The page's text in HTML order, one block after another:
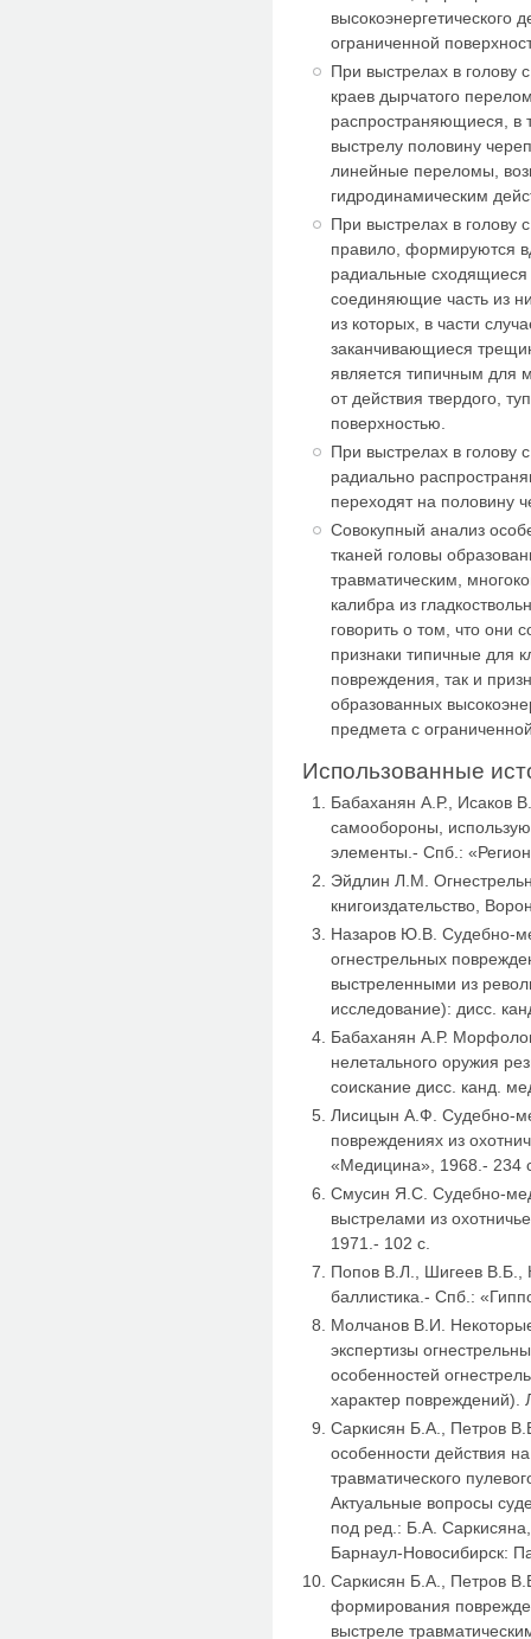
высокоэнергетического
ограниченной
При выстрелах в голову
краев дырчатого
распространяющиеся, в
выстрелу половину
линейные переломы,
гидродинамическим
При выстрелах в голову
правило, формируются
радиальные
соединяющие часть из
из которых, в части
заканчивающиеся
является типичным для
от действия твердого,
поверхностью.
При выстрелах в голову
радиально
переходят на половину
Совокупный анализ
тканей головы
травматическим,
калибра из
говорить о том, что они
признаки типичные для
повреждения, так и
образованных
предмета с
Использованные
Бабаханян А.Р., Исаков
самообороны,
элементы.- Спб.:
Эйдлин Л.М.
книгоиздательство,
Назаров Ю.В. Судебно-
огнестрельных
выстреленными из
исследование): дисс.
Бабаханян А.Р.
нелетального оружия
соискание дисс. канд.
Лисицын А.Ф. Судебно-
повреждениях из
«Медицина», 1968.- 234
Смусин Я.С. Судебно-
выстрелами из
1971.- 102 с.
Попов В.Л., Шигеев В.Б.,
баллистика.- Спб.:
Молчанов В.И.
экспертизы
особенностей
характер повреждений).
Саркисян Б.А., Петров
особенности действия
травматического
Актуальные вопросы
под ред.: Б.А.
Барнаул-Новосибирск:
Саркисян Б.А., Петров
формирования
выстреле